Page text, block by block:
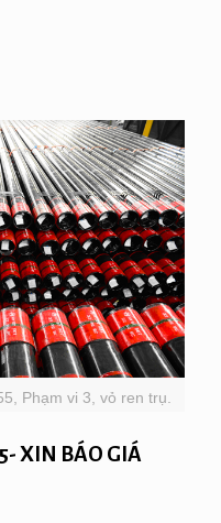
Phạm vi 3, vỏ ren trụ.
XIN BÁO GIÁ